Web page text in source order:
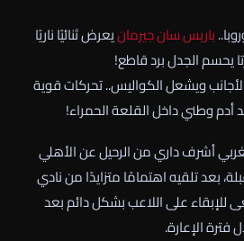
باريس سان جيرمانيعرض ثنائيًا ناريًا
يحسم الجدل برد قاطع!
ويشعل الكواليس.. تحركات قوية
أشرف داري من الرحيل عن الأهلي
بعد تلقيه اهتمامًا متزايدًا من نادي
للإبقاء على اللاعب بشكل دائم بعد
الإعارة.